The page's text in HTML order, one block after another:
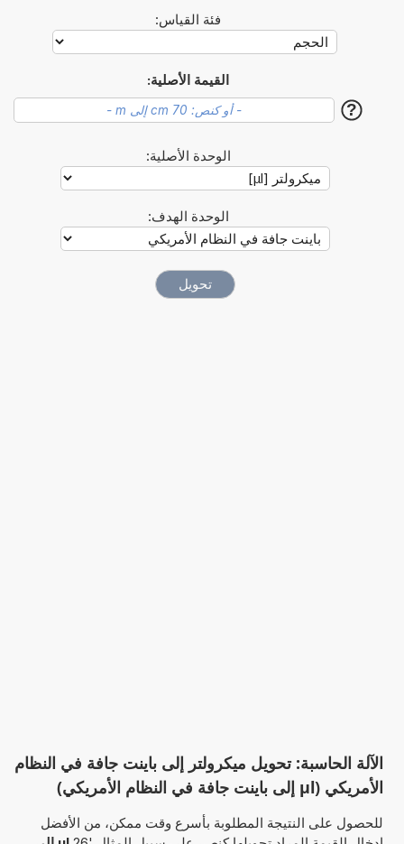
فئة القياس:
القيمة الأصلية:
?
الوحدة الأصلية:
الوحدة الهدف:
الآلة الحاسبة: تحويل ميكرولتر إلى باينت جافة في النظام
الأمريكي (µl إلى باينت جافة في النظام الأمريكي)
للحصول على النتيجة المطلوبة بأسرع وقت ممكن، من الأفضل